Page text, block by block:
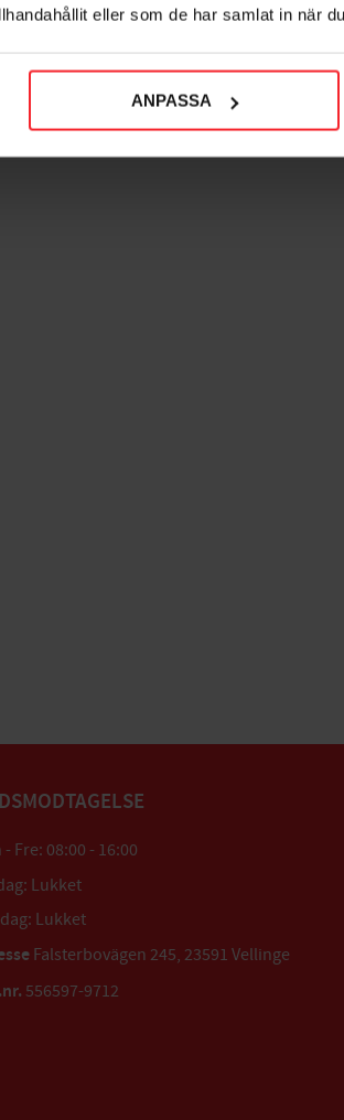
eller som de har samlat in när
ANPASSA
- Fre: 08:00 - 16:00
Lukket
Lukket
Falsterbovägen 245, 23591 Vellinge
556597-9712